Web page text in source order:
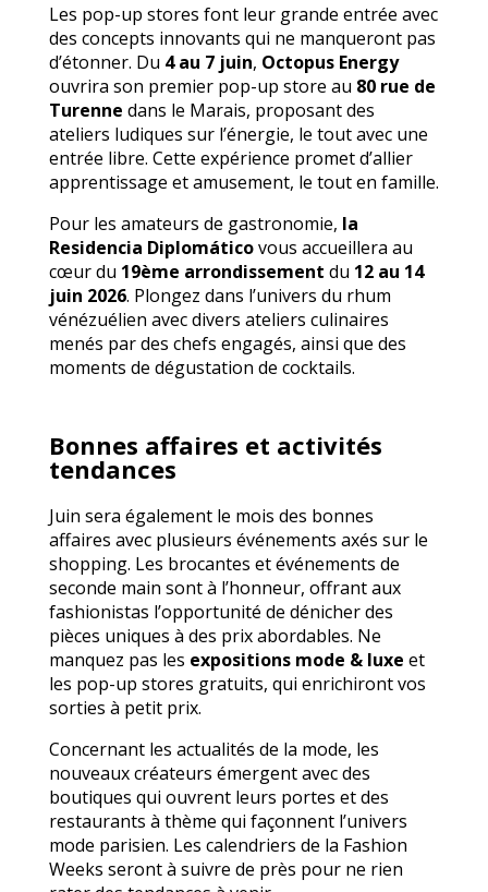
Les pop-up stores font leur grande entrée avec
des concepts innovants qui ne manqueront pas
d’étonner. Du 4 au 7 juin, Octopus Energy
ouvrira son premier pop-up store au 80 rue de
Turenne dans le Marais, proposant des
ateliers ludiques sur l’énergie, le tout avec une
entrée libre. Cette expérience promet d’allier
apprentissage et amusement, le tout en famille.
Pour les amateurs de gastronomie, la
Residencia Diplomáticovous accueillera au
cœur du 19ème arrondissement du 12 au 14
juin 2026. Plongez dans l’univers du rhum
vénézuélien avec divers ateliers culinaires
menés par des chefs engagés, ainsi que des
moments de dégustation de cocktails.
Bonnes affaires et activités
tendances
Juin sera également le mois des bonnes
affaires avec plusieurs événements axés sur le
shopping. Les brocantes et événements de
seconde main sont à l’honneur, offrant aux
fashionistas l’opportunité de dénicher des
pièces uniques à des prix abordables. Ne
manquez pas les expositions mode & luxe et
les pop-up stores gratuits, qui enrichiront vos
sorties à petit prix.
Concernant les actualités de la mode, les
nouveaux créateurs émergent avec des
boutiques qui ouvrent leurs portes et des
restaurants à thème qui façonnent l’univers
mode parisien. Les calendriers de la Fashion
Weeks seront à suivre de près pour ne rien